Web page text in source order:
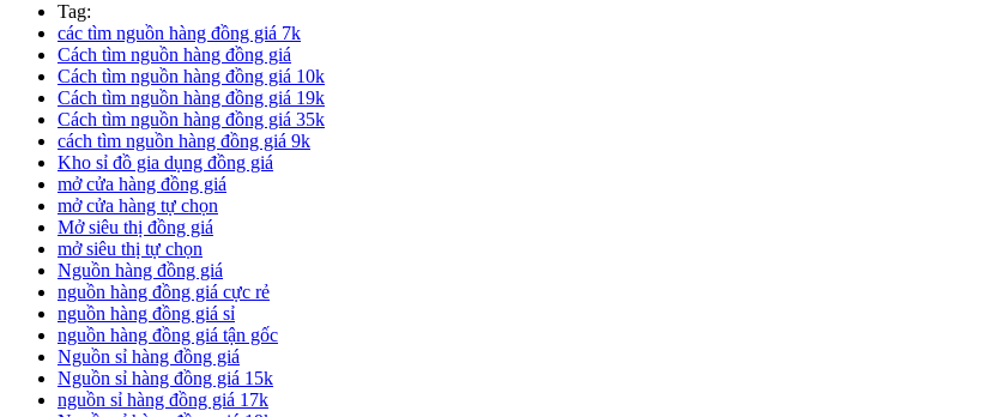
Tag:
các tìm nguồn hàng đồng giá 7k
Cách tìm nguồn hàng đồng giá
Cách tìm nguồn hàng đồng giá 10k
Cách tìm nguồn hàng đồng giá 19k
Cách tìm nguồn hàng đồng giá 35k
cách tìm nguồn hàng đồng giá 9k
Kho sỉ đồ gia dụng đồng giá
mở cửa hàng đồng giá
mở cửa hàng tự chọn
Mở siêu thị đồng giá
mở siêu thị tự chọn
Nguồn hàng đồng giá
nguồn hàng đồng giá cực rẻ
nguồn hàng đồng giá sỉ
nguồn hàng đồng giá tận gốc
Nguồn sỉ hàng đồng giá
Nguồn sỉ hàng đồng giá 15k
nguồn sỉ hàng đồng giá 17k